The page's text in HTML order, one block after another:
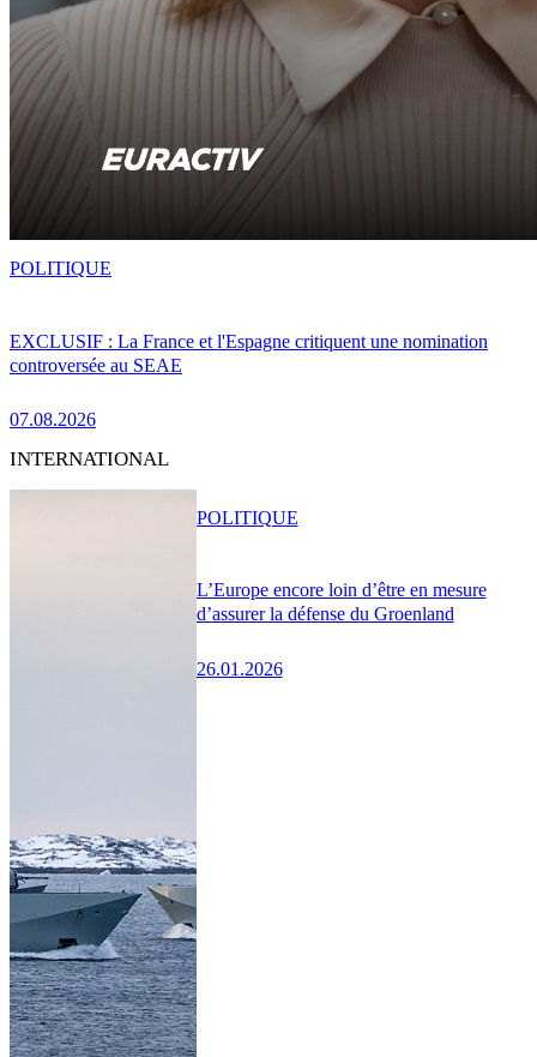
EXCLUSIF : La France et l'Espagne critiquent une nomination
controversée au SEAE
07.08.2026
POLITIQUE
INTERNATIONAL
L’Europe encore loin d’être en mesure
d’assurer la défense du Groenland
26.01.2026
POLITIQUE